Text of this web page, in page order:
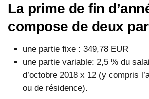
La prime de fin
compose de deux
une partie fixe : 349,78 EUR
une partie variable: 2,5 % du
d’octobre 2018 x 12 (y compris
ou de résidence).